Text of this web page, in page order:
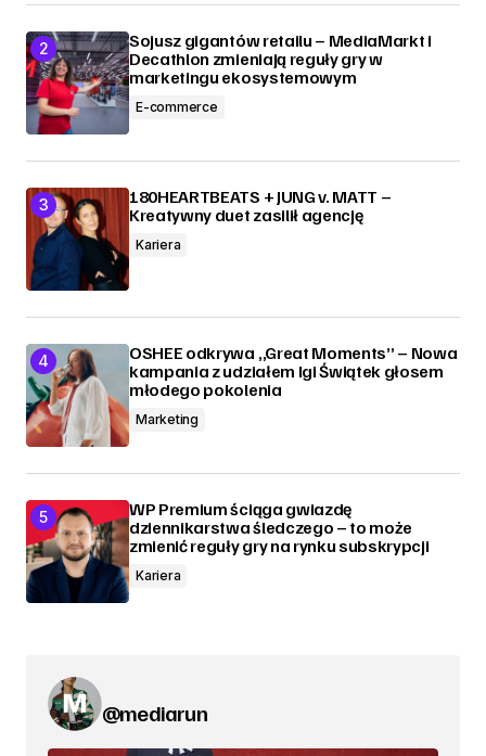
Sojusz gigantów retailu – MediaMarkt i
Decathlon zmieniają reguły gry w
marketingu ekosystemowym
E-commerce
180HEARTBEATS + JUNG v. MATT –
Kreatywny duet zasilił agencję
Kariera
OSHEE odkrywa „Great Moments” – Nowa
kampania z udziałem Igi Świątek głosem
młodego pokolenia
Marketing
WP Premium ściąga gwiazdę
dziennikarstwa śledczego – to może
zmienić reguły gry na rynku subskrypcji
Kariera
@mediarun